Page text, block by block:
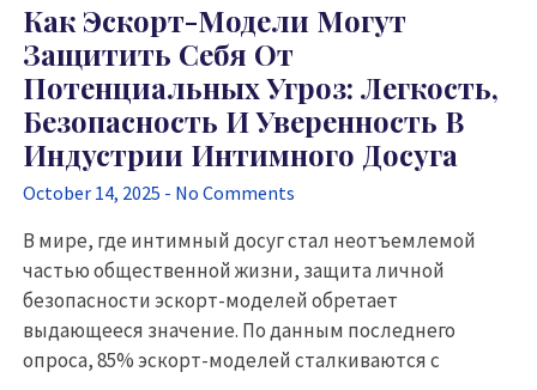
Как Эскорт-Модели Могут
Защитить Себя От
Потенциальных Угроз: Легкость,
Безопасность И Уверенность В
Индустрии Интимного Досуга
October 14, 2025 No Comments
В мире, где интимный досуг стал неотъемлемой
частью общественной жизни, защита личной
безопасности эскорт-моделей обретает
выдающееся значение. По данным последнего
опроса, 85% эскорт-моделей сталкиваются с